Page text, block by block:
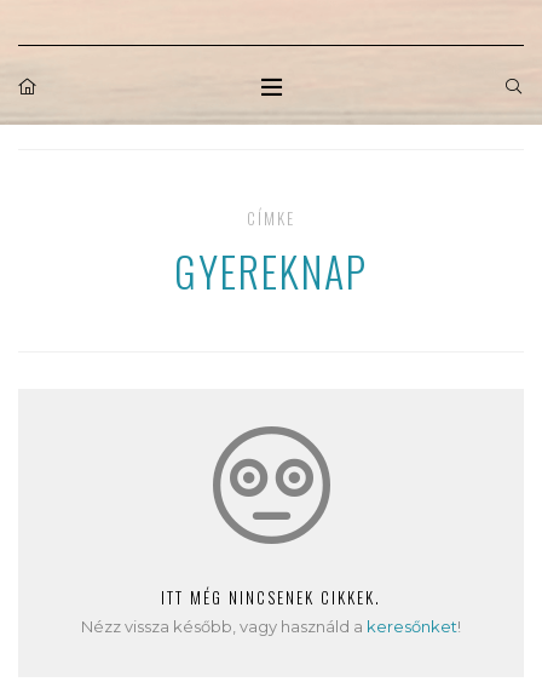
CÍMKE
GYEREKNAP
ITT MÉG NINCSENEK CIKKEK.
Nézz vissza később, vagy használd a keresőnket!